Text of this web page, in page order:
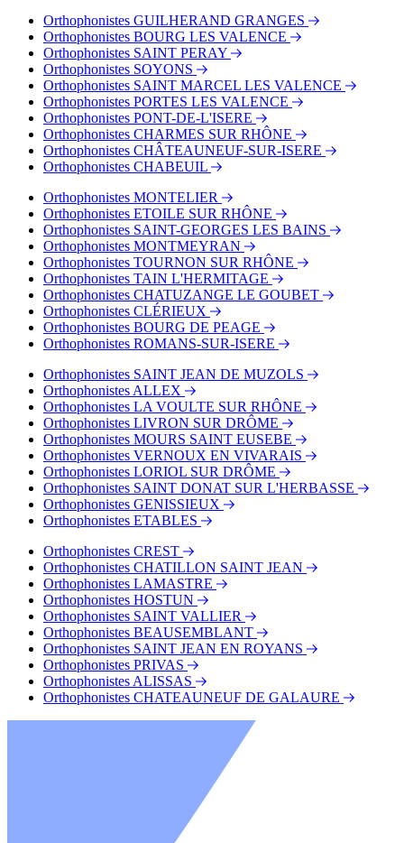
Bus - Servan
Orthophonistes GUILHERAND GRANGES
Orthophonistes BOURG LES VALENCE
Orthophonistes SAINT PERAY
Orthophonistes SOYONS
Orthophonistes SAINT MARCEL LES VALENCE
Orthophonistes PORTES LES VALENCE
Orthophonistes PONT-DE-L'ISERE
Orthophonistes CHARMES SUR RHÔNE
Orthophonistes CHÂTEAUNEUF-SUR-ISERE
Orthophonistes CHABEUIL
Orthophonistes MONTELIER
Orthophonistes ETOILE SUR RHÔNE
Orthophonistes SAINT-GEORGES LES BAINS
Orthophonistes MONTMEYRAN
Orthophonistes TOURNON SUR RHÔNE
Orthophonistes TAIN L'HERMITAGE
Orthophonistes CHATUZANGE LE GOUBET
Orthophonistes CLÉRIEUX
Orthophonistes BOURG DE PEAGE
Orthophonistes ROMANS-SUR-ISERE
Orthophonistes SAINT JEAN DE MUZOLS
Orthophonistes ALLEX
Orthophonistes LA VOULTE SUR RHÔNE
Orthophonistes LIVRON SUR DRÔME
Orthophonistes MOURS SAINT EUSEBE
Orthophonistes VERNOUX EN VIVARAIS
Orthophonistes LORIOL SUR DRÔME
Orthophonistes SAINT DONAT SUR L'HERBASSE
Orthophonistes GENISSIEUX
Orthophonistes ETABLES
Orthophonistes CREST
Orthophonistes CHATILLON SAINT JEAN
Orthophonistes LAMASTRE
Orthophonistes HOSTUN
Orthophonistes SAINT VALLIER
Orthophonistes BEAUSEMBLANT
Orthophonistes SAINT JEAN EN ROYANS
Orthophonistes PRIVAS
Orthophonistes ALISSAS
Orthophonistes CHATEAUNEUF DE GALAURE